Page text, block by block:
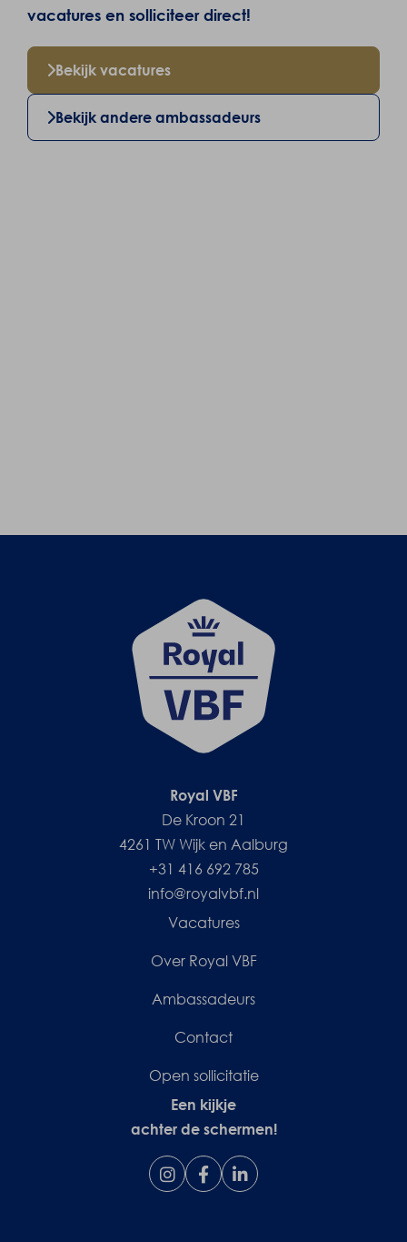
vacatures en solliciteer direct!
Bekijk vacatures
Bekijk andere ambassadeurs
Royal VBF
De Kroon 21
4261 TW Wijk en Aalburg
+31 416 692 785
info@royalvbf.nl
Vacatures
Over Royal VBF
Ambassadeurs
Contact
Open sollicitatie
Een kijkje
achter de schermen!